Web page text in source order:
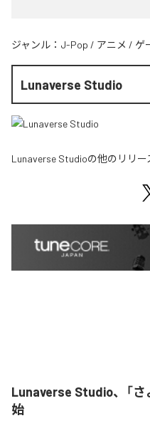
ジャンル： J-Pop / アニメ / ゲ
Lunaverse Studio
Lunaverse Studioの他のリリー
Lunaverse Studio、「
始